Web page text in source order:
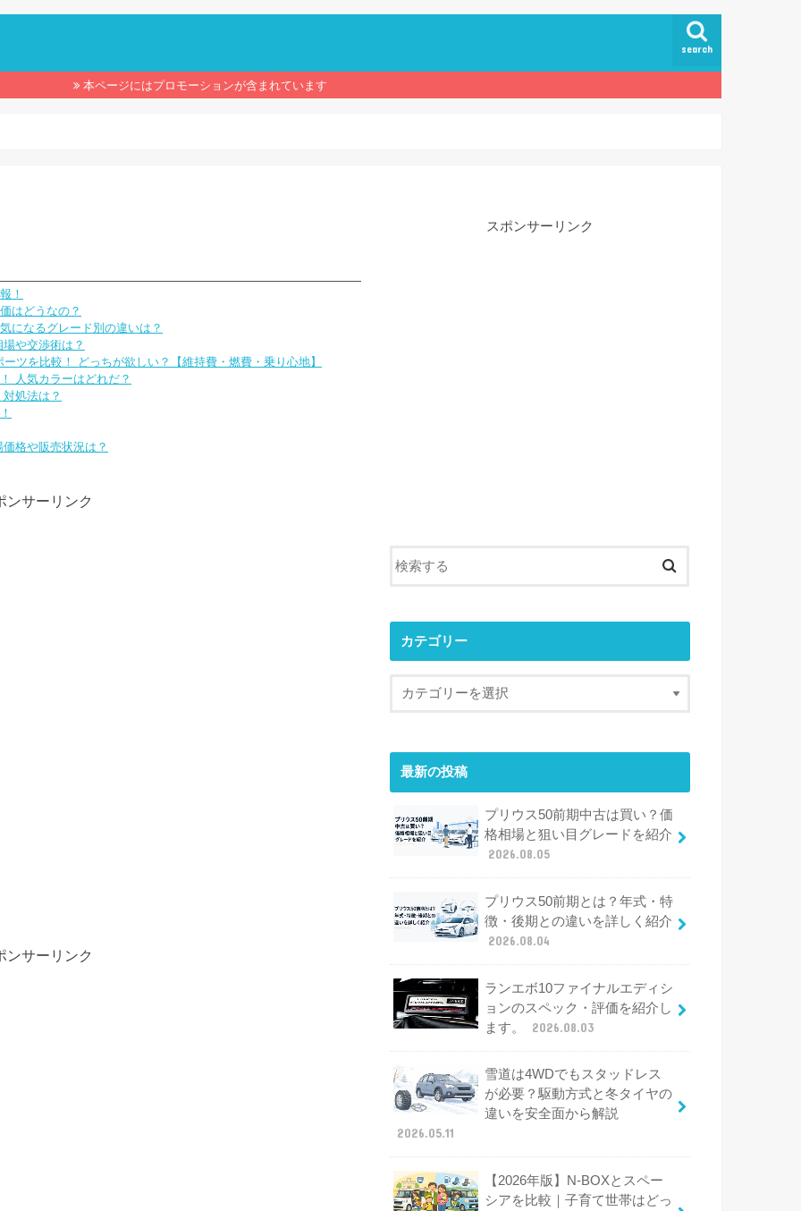
search
本ページにはプロモーションが含まれています
！
はどうなの？
になるグレード別の違いは？
や交渉術は？
ツを比較！ どっちが欲しい？【維持費・燃費・乗り心地】
人気カラーはどれだ？
処法は？
格や販売状況は？
ンサーリンク
ンサーリンク
スポンサーリンク
カテゴリー
最新の投稿
プリウス50前期中古は買い？価
格相場と狙い目グレードを紹介
2026.08.05
プリウス50前期とは？年式・特
徴・後期との違いを詳しく紹介
2026.08.04
ランエボ10ファイナルエディシ
ョンのスペック・評価を紹介し
ます。
2026.08.03
雪道は4WDでもスタッドレス
が必要？駆動方式と冬タイヤの
違いを安全面から解説
2026.05.11
【2026年版】N-BOXとスペー
シアを比較｜子育て世帯はどっ